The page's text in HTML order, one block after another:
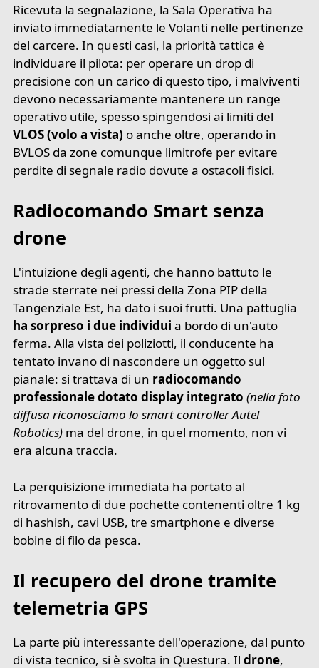
Ricevuta la segnalazione, la Sala Operativa ha
inviato immediatamente le Volanti nelle pertinenze
del carcere. In questi casi, la priorità tattica è
individuare il pilota: per operare un drop di
precisione con un carico di questo tipo, i malviventi
devono necessariamente mantenere un range
operativo utile, spesso spingendosi ai limiti del
VLOS (volo a vista) o anche oltre, operando in
BVLOS da zone comunque limitrofe per evitare
perdite di segnale radio dovute a ostacoli fisici.
Radiocomando Smart senza
drone
L'intuizione degli agenti, che hanno battuto le
strade sterrate nei pressi della Zona PIP della
Tangenziale Est, ha dato i suoi frutti. Una pattuglia
ha sorpreso i due individui a bordo di un'auto
ferma. Alla vista dei poliziotti, il conducente ha
tentato invano di nascondere un oggetto sul
pianale: si trattava di un radiocomando
professionale dotato display integrato(nella foto
diffusa riconosciamo lo smart controller Autel
Robotics) ma del drone, in quel momento, non vi
era alcuna traccia.
La perquisizione immediata ha portato al
ritrovamento di due pochette contenenti oltre 1 kg
di hashish, cavi USB, tre smartphone e diverse
bobine di filo da pesca.
Il recupero del drone tramite
telemetria GPS
La parte più interessante dell'operazione, dal punto
di vista tecnico, si è svolta in Questura. Ildrone,